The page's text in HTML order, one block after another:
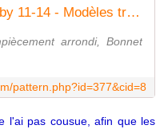
Brume de Mer / DROPS Baby 11-14 - Modèles tricot gratuits de DROPS Design
arrondi, Bonnet
pattern.php?id=377&cid=8
l'ai pas cousue, afin que les